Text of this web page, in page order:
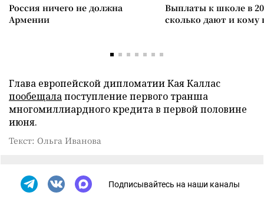
Россия ничего не должна
Армении
Выплаты к школе в
сколько дают и
Глава европейской дипломатии Кая Каллас
пообещалапоступление первого транша
многомиллиардного кредита в первой половине
июня.
Текст: Ольга Иванова
Подписывайтесь на наши каналы